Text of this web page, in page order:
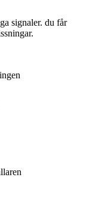
signaler. du får